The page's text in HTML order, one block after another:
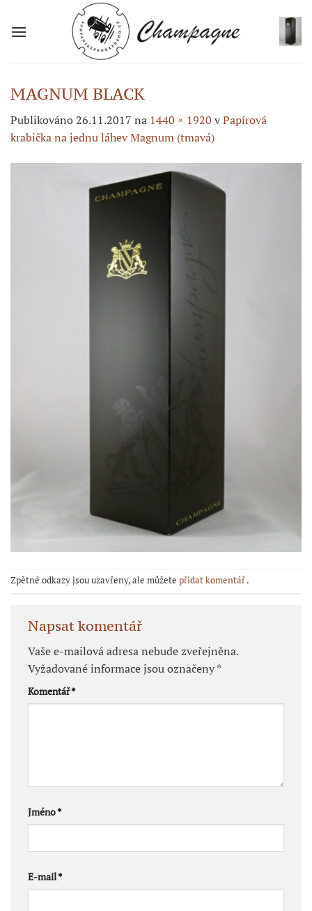
MAGNUM BLACK
Publikováno26.11.2017 na 1440 × 1920 vPapírová
krabička na jednu láhev Magnum (tmavá)
Zpětné odkazy jsou uzavřeny, ale můžete přidat komentář.
Napsat komentář
Vaše e-mailová adresa nebude zveřejněna.
Vyžadované informace jsou označeny*
Komentář*
Jméno*
E-mail*